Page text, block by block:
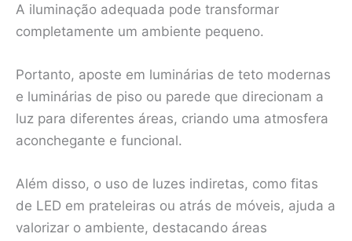
A iluminação adequada pode transformar
completamente um ambiente pequeno.
Portanto, aposte em luminárias de teto modernas
e luminárias de piso ou parede que direcionam a
luz para diferentes áreas, criando uma atmosfera
aconchegante e funcional.
Além disso, o uso de luzes indiretas, como fitas
de LED em prateleiras ou atrás de móveis, ajuda a
valorizar o ambiente, destacando áreas